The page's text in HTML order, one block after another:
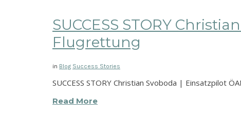
SUCCESS STORY
Flugrettung
in Blog Success Stories
SUCCESS STORY Christian Svoboda | Einsatzpilot
Read More